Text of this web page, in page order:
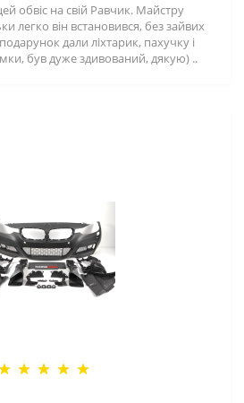
обвіс на свій Равчик. Майстру
легко він встановився, без зайвих
дали ліхтарик, пахучку і
був дуже здивований, дякую) ..